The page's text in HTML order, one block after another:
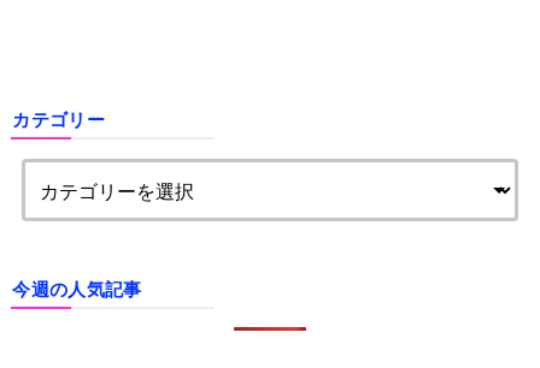
カテゴリー
今週の人気記事